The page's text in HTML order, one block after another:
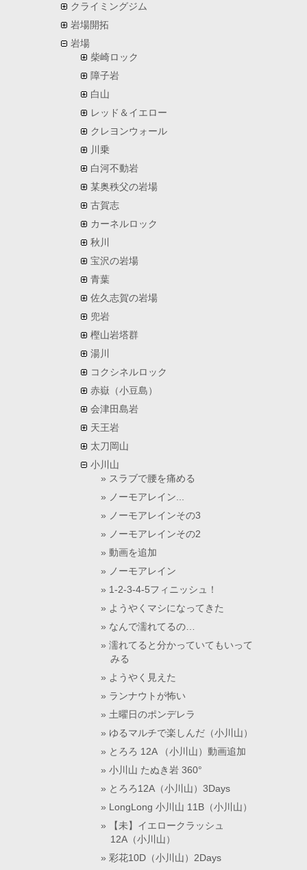
クライミングジム
岩場開拓
岩場
柴崎ロック
障子岩
白山
レッド＆イエロー
クレヨンウォール
川乗
白河不動岩
某奥秩父の岩場
古賀志
カーネルロック
秋川
宝沢の岩場
青葉
佐久志賀の岩場
兜岩
樫山岩塔群
湯川
コクシネルロック
赤嶽（小豆島）
会津田島岩
天王岩
太刀岡山
小川山
スラブで腰を痛める
ノーモアレイン...
ノーモアレインその3
ノーモアレインその2
動画を追加
ノーモアレイン
1-2-3-4-5フィニッシュ！
ようやくマシになってきた
なんで濡れてるの…
濡れてると分かっていてもいって
みる
ようやく見えた
ランナウトが怖い
土曜日のポンデレラ
ゆるマルチで楽しんだ（小川山）
とろろ 12A （小川山）動画追加
小川山 たぬき岩 360°
とろろ12A（小川山）3Days
LongLong 小川山 11B（小川山）
【未】イエロークラッシュ
12A（小川山）
彩花10D（小川山）2Days